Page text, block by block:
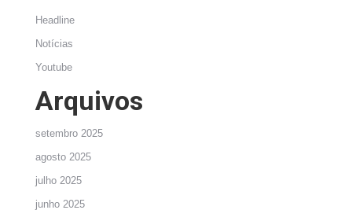
Headline
Notícias
Youtube
Arquivos
setembro 2025
agosto 2025
julho 2025
junho 2025